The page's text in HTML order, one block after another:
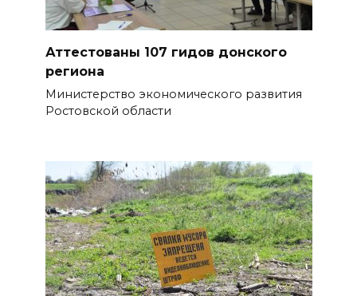
Аттестованы 107 гидов донского
региона
Министерство экономического развития
Ростовской области